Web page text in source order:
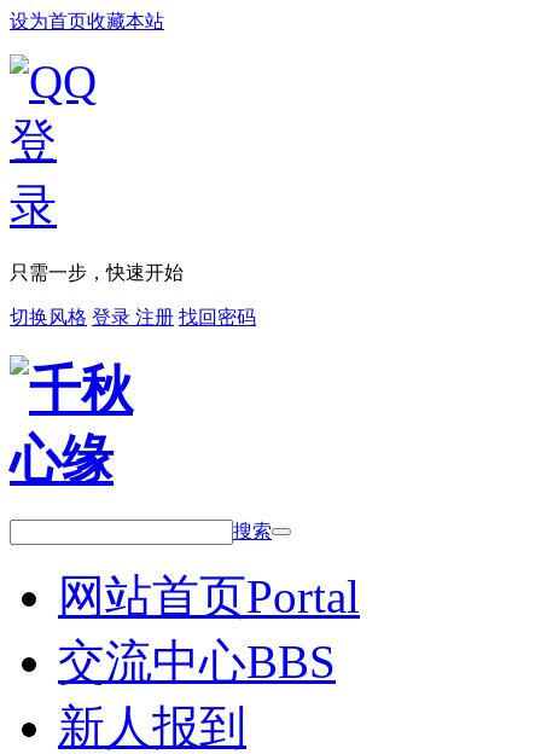
设为首页收藏本站
只需一步，快速开始
切换风格 登录 注册 找回密码
搜索
网站首页Portal
交流中心BBS
新人报到